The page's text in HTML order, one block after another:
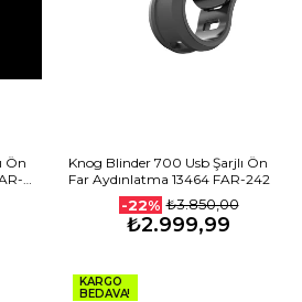
Ön
Knog Blinder 700 Usb Şarjlı Ön
Far Aydınlatma 13464 FAR-242
-22% ₺3.850,00
₺2.999,99
KARGO
BEDAVA!